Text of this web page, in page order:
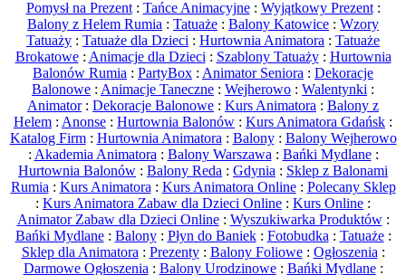
Pomysł na Prezent: Tańce Animacyjne: Wyjątkowy Prezent:
Balony z Helem Rumia : Tatuaże : Balony Katowice : Wzory
Tatuaży : Tatuaże dla Dzieci : Hurtownia Animatora : Tatuaże
Brokatowe: Animacje dla Dzieci : Szablony Tatuaży: Hurtownia
Balonów Rumia : PartyBox : Animator Seniora : Dekoracje
Balonowe : Animacje Taneczne : Wejherowo : Walentynki :
Animator: Dekoracje Balonowe : Kurs Animatora : Balony z
Helem : Anonse : Hurtownia Balonów : Kurs Animatora Gdańsk :
Katalog Firm: Hurtownia Animatora : Balony: Balony Wejherowo
: Akademia Animatora : Balony Warszawa : Bańki Mydlane:
Hurtownia Balonów : Balony Reda : Gdynia : Sklep z Balonami
Rumia : Kurs Animatora : Kurs Animatora Online: Polecany Sklep
: Kurs Animatora Zabaw dla Dzieci Online : Kurs Online :
Animator Zabaw dla Dzieci Online: Wyszukiwarka Produktów:
Bańki Mydlane: Balony: Płyn do Baniek: Fotobudka : Tatuaże:
Sklep dla Animatora : Prezenty: Balony Foliowe: Ogłoszenia :
Darmowe Ogłoszenia : Balony Urodzinowe: Bańki Mydlane: